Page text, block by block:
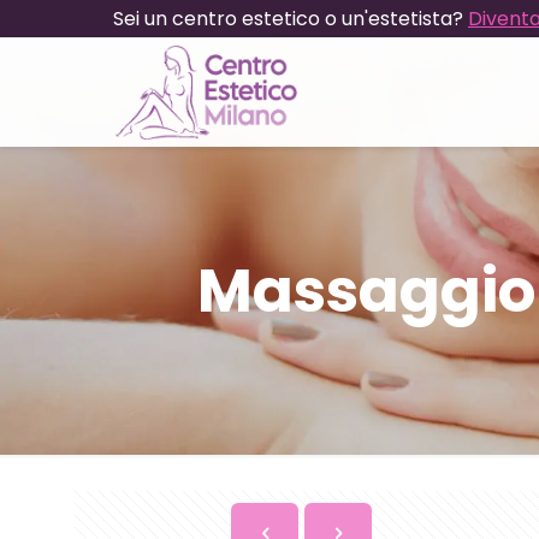
Sei un centro estetico o un'estetista?